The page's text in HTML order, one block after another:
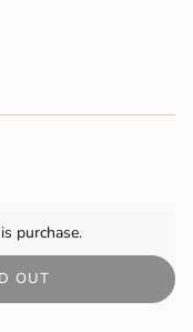
purchase.
OUT